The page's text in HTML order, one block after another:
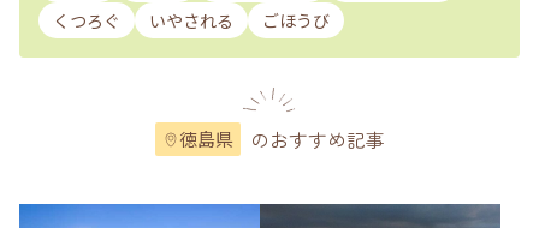
くつろぐ
いやされる ごほうび
徳島県 のおすすめ記事